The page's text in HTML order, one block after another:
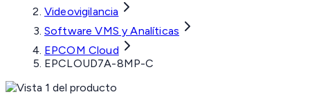
Videovigilancia
Software VMS y Analíticas
EPCOM Cloud
EPCLOUD7A-8MP-C